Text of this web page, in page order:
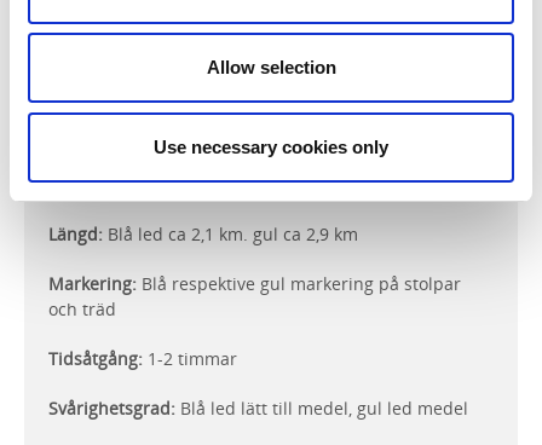
Allow selection
Use necessary cookies only
Snabbfakta
Längd: Blå led ca 2,1 km. gul ca 2,9 km
Markering: Blå respektive gul markering på stolpar
och träd
Tidsåtgång: 1-2 timmar
Svårighetsgrad: Blå led lätt till medel, gul led medel